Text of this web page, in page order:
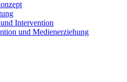
Intervention
und Medienerziehung